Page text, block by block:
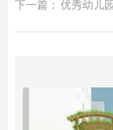
下一篇： 优秀幼儿